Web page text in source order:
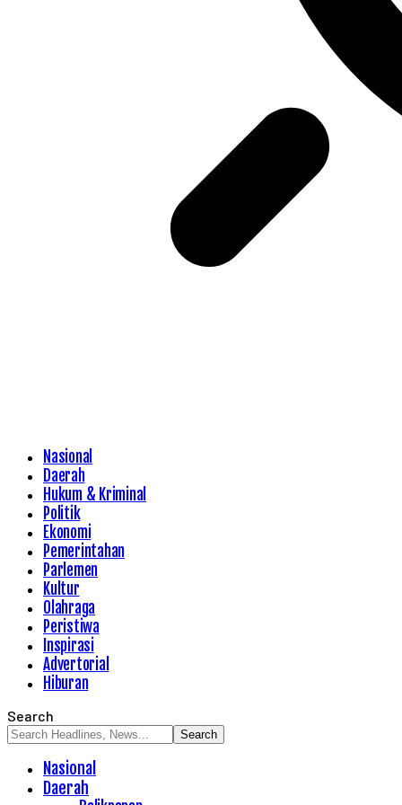
Nasional
Daerah
Hukum & Kriminal
Politik
Ekonomi
Pemerintahan
Parlemen
Kultur
Olahraga
Peristiwa
Inspirasi
Advertorial
Hiburan
Search
Nasional
Daerah